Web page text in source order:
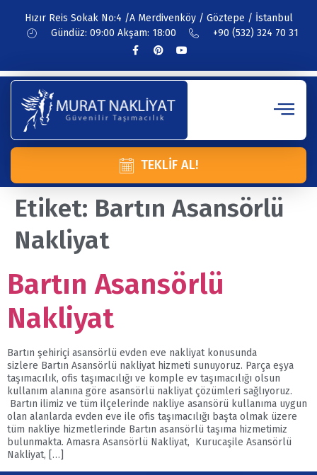
Hızır Reis Sokak No:4 /A Merdivenköy / Göztepe / İstanbul
Gündüz: 09:00 Akşam: 18:00
+90 (532) 324 70 31
TEKLIF AL!
Etiket: Bartın Asansörlü
Nakliyat
Bartın Asansörlü
Nakliyat
Bartın şehiriçi asansörlü evden eve nakliyat konusunda
sizlere Bartın Asansörlü nakliyat hizmeti sunuyoruz. Parça eşya
taşımacılık, ofis taşımacılığı ve komple ev taşımacılığı olsun
kullanım alanına göre asansörlü nakliyat çözümleri sağlıyoruz.
Bartın ilimiz ve tüm ilçelerinde nakliye asansörü kullanıma uygun
olan alanlarda evden eve ile ofis taşımacılığı başta olmak üzere
tüm nakliye hizmetlerinde Bartın asansörlü taşıma hizmetimiz
bulunmakta. Amasra Asansörlü Nakliyat, Kurucaşile Asansörlü
Nakliyat, […]